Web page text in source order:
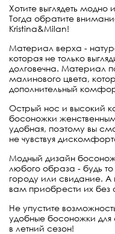
Хотите выглядеть модно
Тогда обратите
Kristina&Milan!
Материал верха -
которая не только
долговечна. Материал
малинового цвета,
дополнительный
Острый нос и высокий
босоножки
удобная, поэтому вы
не чувствуя
Модный дизайн
любого образа - будь
городу или свидание. А
вам приобрести их
Не упустите
удобные босоножки
в летний сезон!